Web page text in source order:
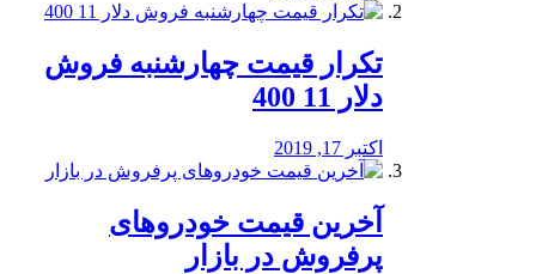
تکرار قیمت چهارشنبه فروش
دلار 11 400
اکتبر 17, 2019
آخرین قیمت خودرو‌های
پرفروش در بازار